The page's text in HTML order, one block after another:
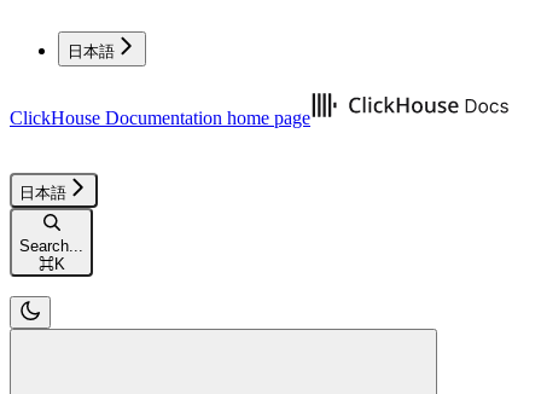
日本語
ClickHouse Documentation home page
日本語
Search...
⌘K